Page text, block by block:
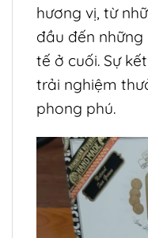
hương vị, từ
đầu đến
tế ở cuối. Sự
trải nghiệm
phong phú.